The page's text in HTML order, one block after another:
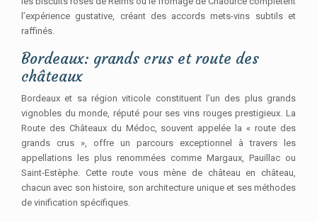
l’expérience gustative, créant des accords mets-vins subtils et
raffinés.
Bordeaux: grands crus et route des
châteaux
Bordeaux et sa région viticole constituent l’un des plus grands
vignobles du monde, réputé pour ses vins rouges prestigieux. La
Route des Châteaux du Médoc, souvent appelée la « route des
grands crus », offre un parcours exceptionnel à travers les
appellations les plus renommées comme Margaux, Pauillac ou
Saint-Estèphe. Cette route vous mène de château en château,
chacun avec son histoire, son architecture unique et ses méthodes
de vinification spécifiques.